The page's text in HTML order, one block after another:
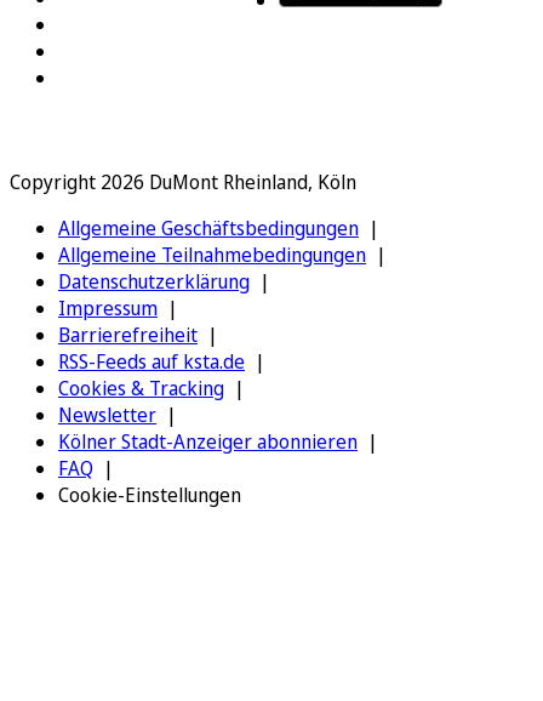
Copyright 2026 DuMont Rheinland, Köln
Allgemeine Geschäftsbedingungen
Allgemeine Teilnahmebedingungen
Datenschutzerklärung
Impressum
Barrierefreiheit
RSS-Feeds auf ksta.de
Cookies & Tracking
Newsletter
Kölner Stadt-Anzeiger abonnieren
FAQ
Cookie-Einstellungen